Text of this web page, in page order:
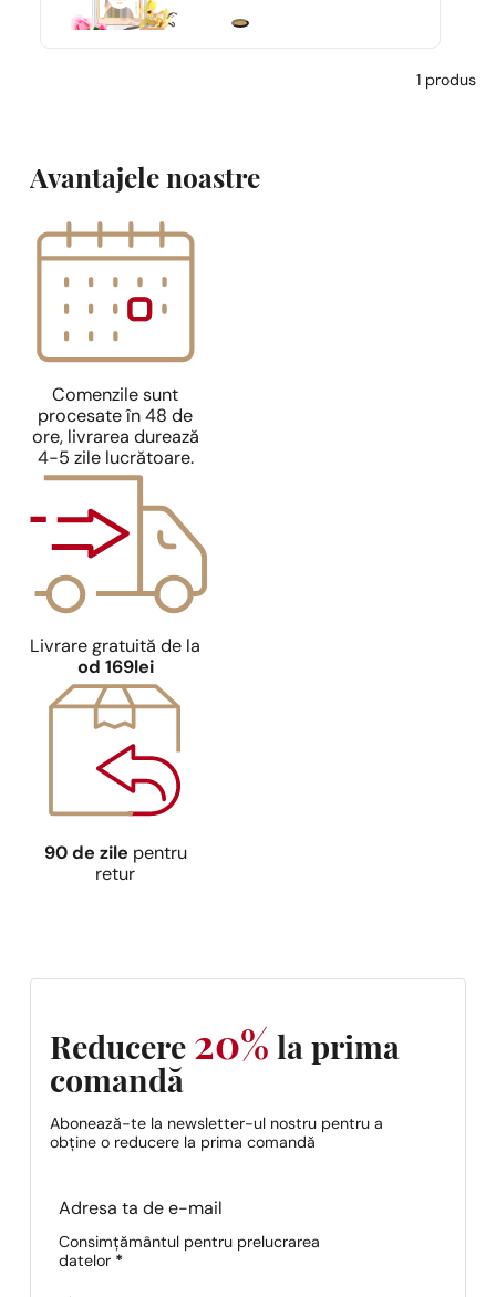
1 produs
Avantajele noastre
Comenzile sunt
procesate în 48 de
ore, livrarea durează
4-5 zile lucrătoare.
Livrare gratuită de la
od 169lei
90 de zile pentru
retur
Reducere 20% la prima
comandă
Abonează-te la newsletter-ul nostru pentru a
obține o reducere la prima comandă
Section
Consimțământul pentru prelucrarea
datelor *